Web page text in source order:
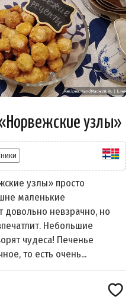
узлы»
узлы» просто
маленькие
довольно невзрачно, но
Небольшие
чудеса! Печенье
то есть очень...